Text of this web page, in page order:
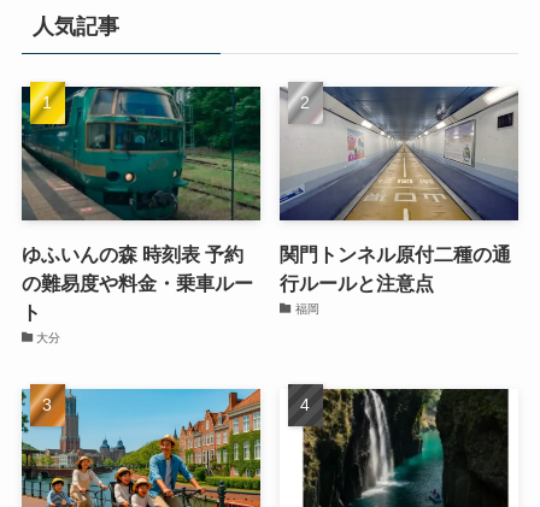
人気記事
ゆふいんの森 時刻表 予約
の難易度や料金・乗車ルー
ト
大分
関門トンネル原付二種の通
行ルールと注意点
福岡